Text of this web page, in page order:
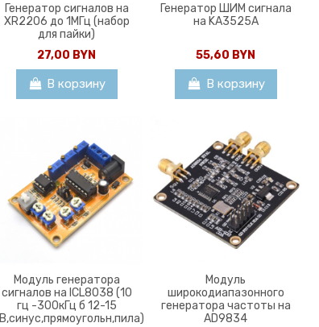
Генератор сигналов на
XR2206 до 1МГц (набор
для пайки)
27,00 BYN
В корзину
Генератор ШИМ сигнала
на KA3525A
55,60 BYN
В корзину
Модуль генератора
сигналов на ICL8038 (10
гц -300кГц б 12-15
В,синус,прямоугольн,пила)
Модуль
широкодиапазонного
генератора частоты на
AD9834